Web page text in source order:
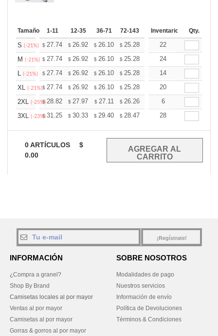
Tamaño 1-11 12-35 36-71 72-143 144-287 288 +
Inventario Qty.
S (-21%) $ 27.74 $ 26.92 $ 26.10 $ 25.28 24.45
22
M (-21%) $ 27.74 $ 26.92 $ 26.10 $ 25.28 24.45
24
L (-21%) $ 27.74 $ 26.92 $ 26.10 $ 25.28 24.45
14
XL (-21%)$ 27.74 $ 26.92 $ 26.10 $ 25.28 24.45
20
2XL (-25%)
$28.82 $ 27.97 $ 27.11 $ 26.26 25.41
6
3XL (-23%)
$31.25 $ 30.33 $ 29.40 $ 28.47 27.55
28
0ARTÍCULOS
$
0.00
¡Regístrate!
INFORMACIÓN
¿Compra a granel?
Shop By Brand
Camisetas locales al por mayor
Ventas al por mayor
Camisetas al por mayor
Gorras & gorros al por mayor
SOBRE NOSOTROS
Modalidades de pago
Nuestros servicios
Información de envío
Política de Devoluciones
Términos & Condiciones